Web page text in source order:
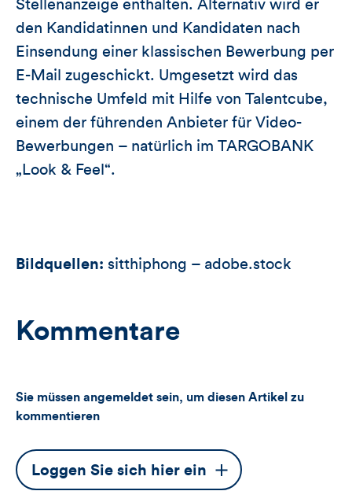
Stellenanzeige enthalten. Alternativ wird er
den Kandidatinnen und Kandidaten nach
Einsendung einer klassischen Bewerbung per
E-Mail zugeschickt. Umgesetzt wird das
technische Umfeld mit Hilfe von Talentcube,
einem der führenden Anbieter für Video-
Bewerbungen – natürlich im TARGOBANK
„Look & Feel“.
Bildquellen: sitthiphong – adobe.stock
Kommentare
Sie müssen angemeldet sein, um diesen Artikel zu
kommentieren
Dieser
Loggen Sie sich hier ein